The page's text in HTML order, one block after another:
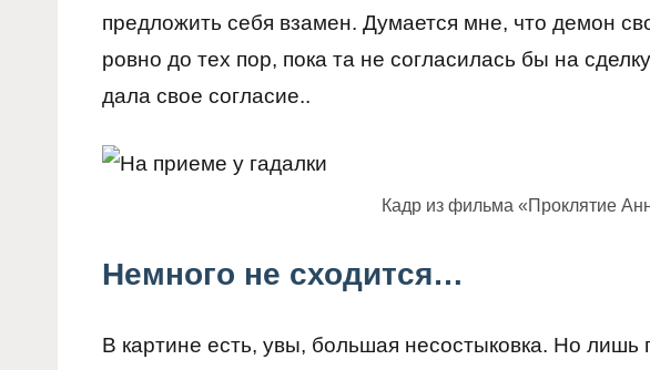
предложить себя взамен. Думается мне, что демон
ровно до тех пор, пока та не согласилась бы на
дала свое согласие..
Кадр из фильма «Проклятие
Немного не сходится…
В картине есть, увы, большая несостыковка. Но лишь